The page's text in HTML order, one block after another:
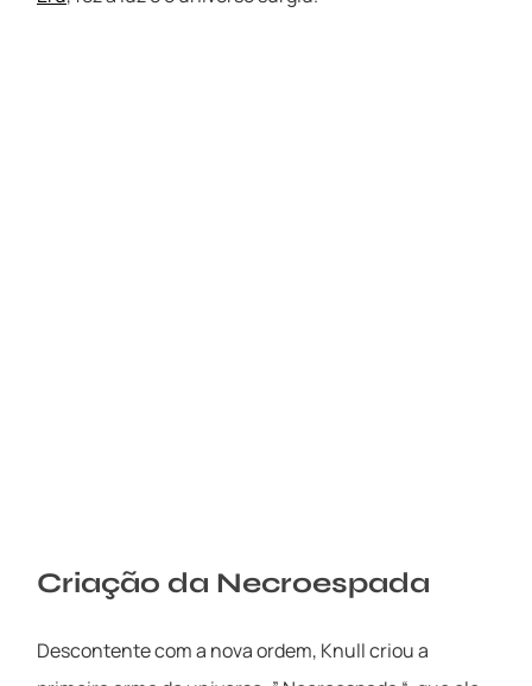
Criação da Necroespada
Descontente com a nova ordem, Knull criou a